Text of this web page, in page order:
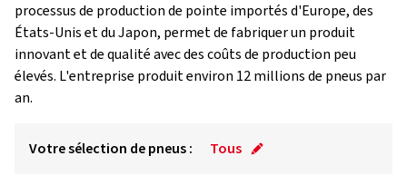
processus de production de pointe importés d'Europe, des
États-Unis et du Japon, permet de fabriquer un produit
innovant et de qualité avec des coûts de production peu
élevés. L'entreprise produit environ 12 millions de pneus par
an.
Votre sélection de pneus : Tous